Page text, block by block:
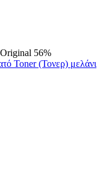
Original 56%
Toner (Τονερ) μελάνι